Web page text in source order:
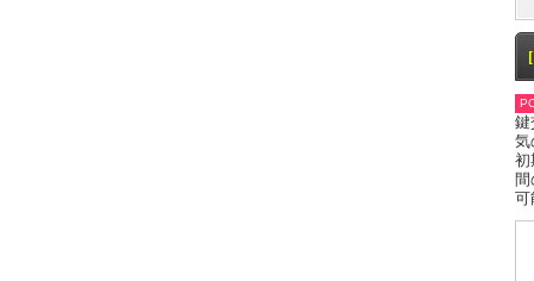
鍵
気
初
可